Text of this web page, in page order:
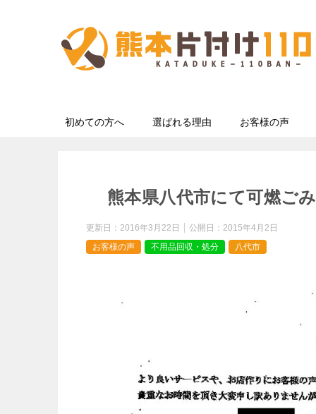
初めての方へ 選ばれる理由 お客様の声
熊本県八代市にて可燃ご
更新日： 2016年3月22日 公開日： 2015年4月2日
お客様の声
不用品回収・処分 八代市